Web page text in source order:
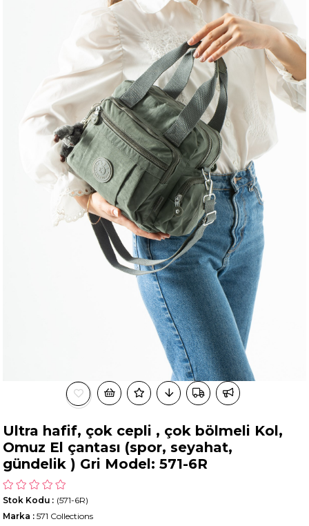
Ultra hafif, çok cepli , çok bölmeli Kol,
Omuz El çantası (spor, seyahat,
gündelik ) Gri Model: 571-6R
(571-6R)
Stok Kodu
Marka : 571 Collections